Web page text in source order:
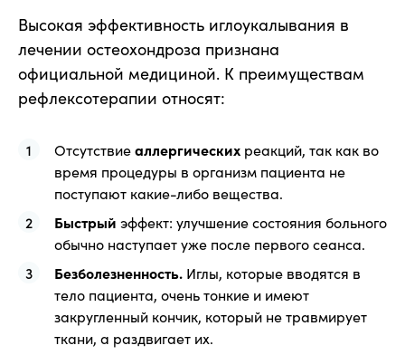
Высокая эффективность иглоукалывания в
лечении остеохондроза признана
официальной медициной. К преимуществам
рефлексотерапии относят:
Отсутствиеаллергических реакций, так как во
время процедуры в организм пациента не
поступают какие-либо вещества.
Быстрый эффект: улучшение состояния больного
обычно наступает уже после первого сеанса.
Безболезненность. Иглы, которые вводятся в
тело пациента, очень тонкие и имеют
закругленный кончик, который не травмирует
ткани, а раздвигает их.